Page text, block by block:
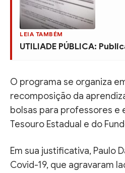
LEIA TAMBÉM
UTILIADE PÚBLICA:
O programa se organiza
recomposição da
bolsas para professores e
Tesouro Estadual e do
Em sua justificativa, Paulo
Covid-19, que agravaram